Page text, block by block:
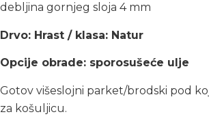
debljina gornjeg sloja 4 mm
Drvo: Hrast / klasa: Natur
Opcije obrade: sporosušeće ulje
Gotov višeslojni parket/brodski pod
za košuljicu.